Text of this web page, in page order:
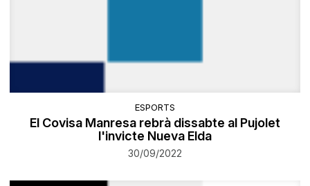
ESPORTS
El Covisa Manresa rebrà dissabte al Pujolet
l'invicte Nueva Elda
30/09/2022